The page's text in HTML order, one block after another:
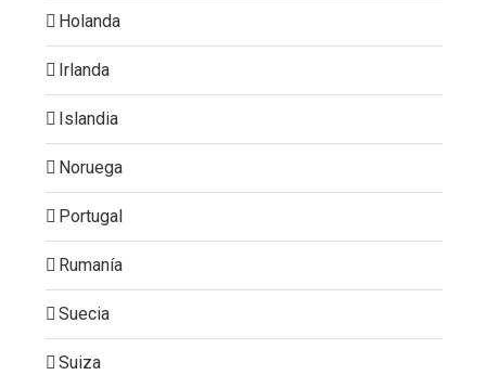
Holanda
Irlanda
Islandia
Noruega
Portugal
Rumanía
Suecia
Suiza